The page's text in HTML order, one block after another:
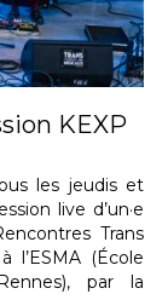
KEXP
les jeudis et
live d’un·e
Trans
l’ESMA (École
par la